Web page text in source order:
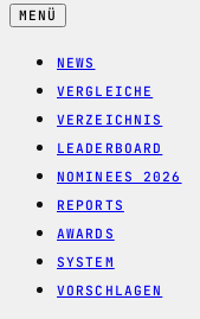
MENÜ
NEWS
VERGLEICHE
VERZEICHNIS
LEADERBOARD
NOMINEES 2026
REPORTS
AWARDS
SYSTEM
VORSCHLAGEN